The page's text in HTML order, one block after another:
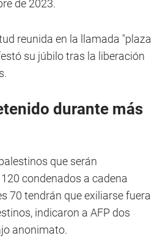
de 2023.
reunida en la llamada "plaza
su júbilo tras la liberación
durante más
que serán
condenados a cadena
70 tendrán que exiliarse fuera
indicaron a AFP dos
anonimato.